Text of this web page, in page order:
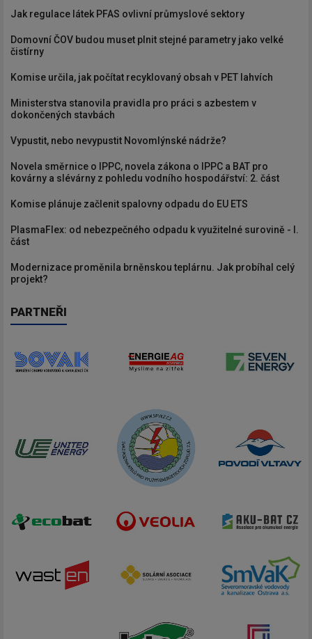
Jak regulace látek PFAS ovlivní průmyslové sektory
Domovní ČOV budou muset plnit stejné parametry jako velké
čistírny
Komise určila, jak počítat recyklovaný obsah v PET lahvích
Ministerstva stanovila pravidla pro práci s azbestem v
dokončených stavbách
Vypustit, nebo nevypustit Novomlýnské nádrže?
Novela směrnice o IPPC, novela zákona o IPPC a BAT pro
kovárny a slévárny z pohledu vodního hospodářství: 2. část
Komise plánuje začlenit spalovny odpadu do EU ETS
PlasmaFlex: od nebezpečného odpadu k využitelné surovině - I.
část
Modernizace proměnila brněnskou teplárnu. Jak probíhal celý
projekt?
PARTNEŘI